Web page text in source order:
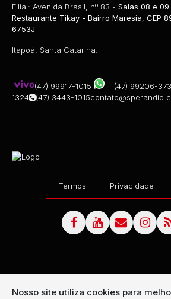
Nosso site utiliza cookies para
Filial: Avenida Brasil, nº 83 - Salas 08 e
Restaurante Tikay - Bairro Maresia, CEP
6753J
Itapoá, Santa Catarina.
(47) 99917-1015 (47) 99206-
1324
(47) 3443-1015
Termos Privacidade